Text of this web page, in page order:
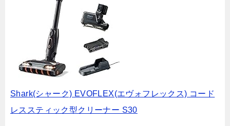
Shark(シャーク) EVOFLEX(エヴォフレックス) コード
レススティック型クリーナー S30